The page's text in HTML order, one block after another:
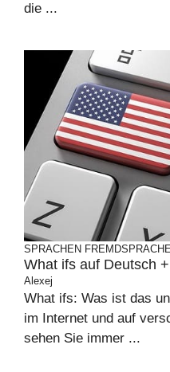
die ...
SPRACHEN
What ifs auf Deutsch
Alexej
What ifs: Was ist das
im Internet und auf
sehen Sie immer ...